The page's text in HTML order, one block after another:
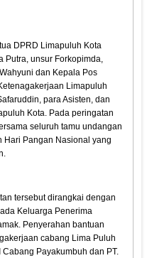
DPRD Limapuluh Kota
Putra, unsur Forkopimda,
dan Kepala Pos
Limapuluh
para Asisten, dan
Kota. Pada peringatan
seluruh tamu undangan
Hari Pangan Nasional yang
tersebut dirangkai dengan
Keluarga Penerima
Penyerahan bantuan
cabang Lima Puluh
Payakumbuh dan PT.